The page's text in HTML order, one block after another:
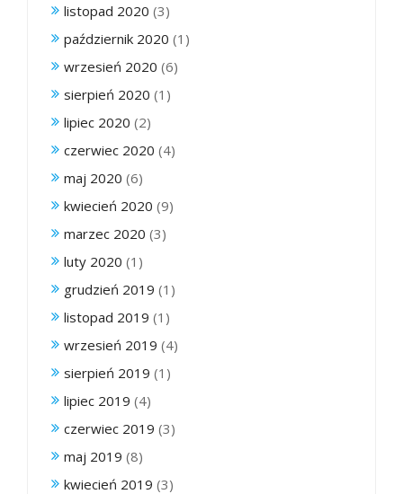
listopad 2020 (3)
październik 2020 (1)
wrzesień 2020 (6)
sierpień 2020 (1)
lipiec 2020 (2)
czerwiec 2020 (4)
maj 2020 (6)
kwiecień 2020 (9)
marzec 2020 (3)
luty 2020 (1)
grudzień 2019 (1)
listopad 2019 (1)
wrzesień 2019 (4)
sierpień 2019 (1)
lipiec 2019 (4)
czerwiec 2019 (3)
maj 2019 (8)
kwiecień 2019 (3)